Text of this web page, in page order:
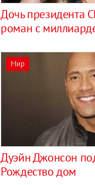
Дочь президента
роман с
Мир
Дуэйн Джонсон
Рождество дом